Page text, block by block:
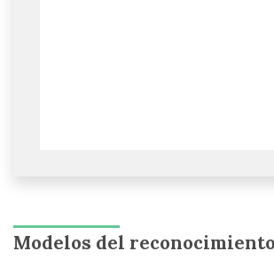
Modelos del